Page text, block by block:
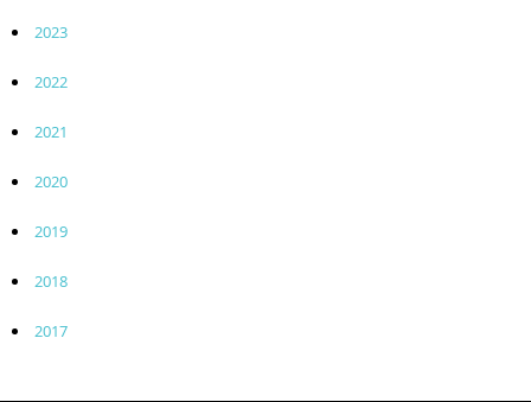
2023
2022
2021
2020
2019
2018
2017